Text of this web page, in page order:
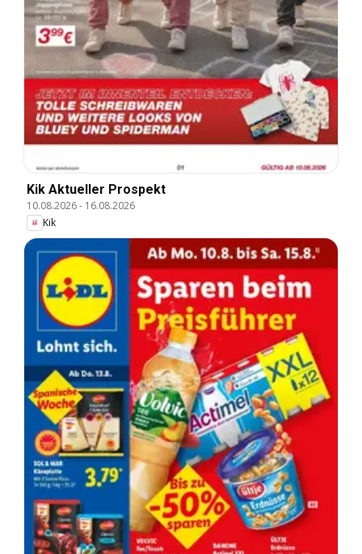
Kik Aktueller Prospekt
10.08.2026- 16.08.2026
Kik